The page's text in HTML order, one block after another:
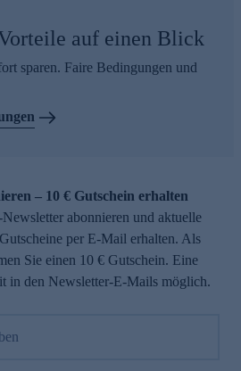
auf einen Blick
sparen. Faire Bedingungen und
– 10 € Gutschein erhalten
abonnieren und aktuelle
per E-Mail erhalten. Als
Sie einen 10 € Gutschein. Eine
in den Newsletter-E-Mails möglich.